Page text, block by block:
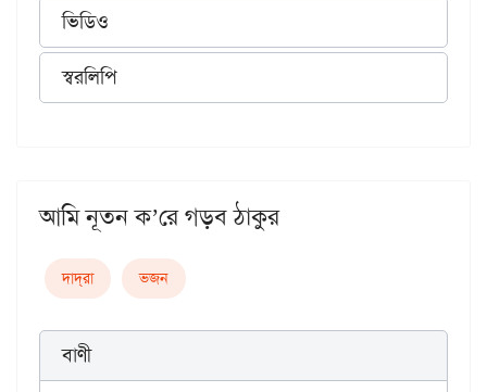
ভিডিও
স্বরলিপি
আমি নূতন ক’রে গড়ব ঠাকুর
দাদ্‌রা ভজন
বাণী